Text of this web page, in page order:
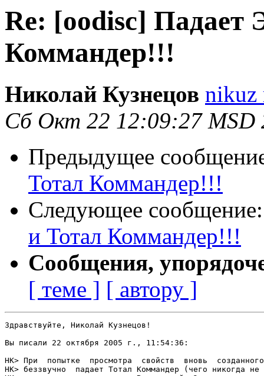
Re: [oodisc] Падает
Коммандер!!!
Николай Кузнецов nikuz
Сб Окт 22 12:09:27 MSD
Предыдущее
Тотал Коммандер!!!
Следующее
и Тотал Коммандер!!!
Сообщения,
[ теме ] [ автору ]
Здравствуйте, Николай Кузнецов!
Вы писали 22 октября 2005 г., 11:54:36:
НК> При  попытке  просмотра  свойств  вновь
НК> беззвучно  падает Тотал Коммандер (чего никогда